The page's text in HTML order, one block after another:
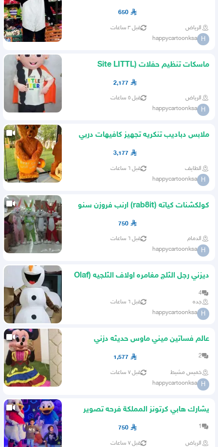
دبدوب بنده كيوت الجاهز
650
الرياض قبل ٣ ساعات
H
happycartoonksa
ماسكات تنظيم حفلات (Site LITTL
2,177
الرياض قبل ٥ ساعات
H
happycartoonksa
ملابس دباديب تنكريه تجهيز كافيهات دربي
بوفيهات مطاعم ايسكريم
3,177
الطايف قبل ٦ ساعات
H
happycartoonksa
كولكشنات كياته (rab8it) ارنب فروزن سنو
750
الدمام قبل ٦ ساعات
H
happycartoonksa
ديزني رجل الثلج مغامره اولاف الثلجيه (Olaf
4
جده
قبل ٦ ساعات
H
happycartoonksa
عالم فساتين ميني ماوس حديثه دزني
الكلاسيكيه (Disney classic)
2
1,577
خميس مشيط قبل ٧ ساعات
H
happycartoonksa
يشارك هابي كرتونز المملكة فرحه تصوير
فعاليات ايفنت العملاء
1
750
الرياض قبل ٧ ساعات